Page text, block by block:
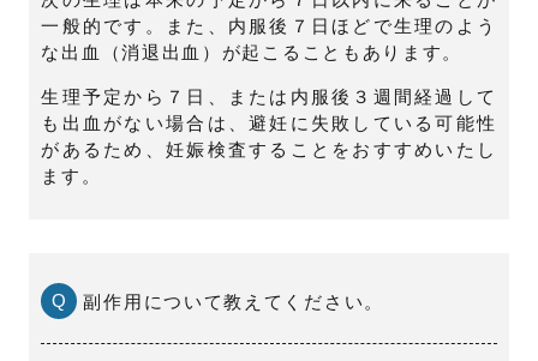
一般的です。また、内服後７日ほどで生理のよう
な出血（消退出血）が起こることもあります。
生理予定から７日、または内服後３週間経過して
も出血がない場合は、避妊に失敗している可能性
があるため、妊娠検査することをおすすめいたし
ます。
Q 副作用について教えてください。